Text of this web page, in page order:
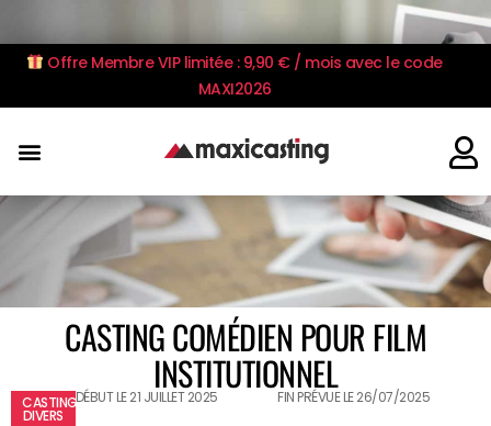
Offre Membre VIP limitée : 9,90 € / mois avec le code
MAXI2026
CASTING COMÉDIEN POUR FILM
INSTITUTIONNEL
CASTING
DIVERS
DÉBUT LE 21 JUILLET 2025 FIN PRÉVUE LE 26/07/2025